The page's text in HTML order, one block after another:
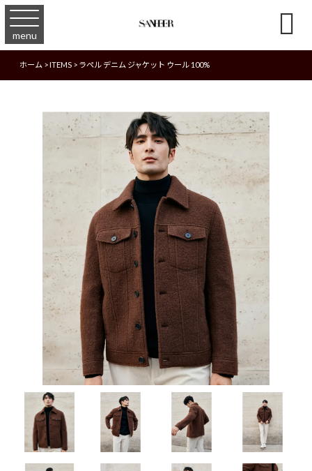
menu 
ホーム>ITEMS>ラペル デニム ジャケット ウール 100%